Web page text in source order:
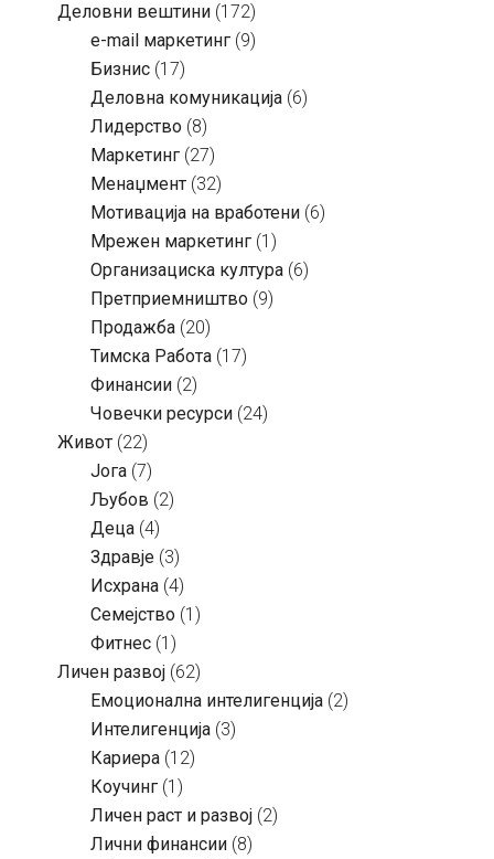
Деловни вештини (172)
e-mail маркетинг (9)
Бизнис (17)
Деловна комуникација (6)
Лидерство (8)
Маркетинг (27)
Менаџмент (32)
Мотивација на вработени (6)
Мрежен маркетинг (1)
Организациска култура (6)
Претприемништво (9)
Продажба (20)
Тимска Работа (17)
Финансии (2)
Човечки ресурси (24)
Живот (22)
Јога (7)
Љубов (2)
Деца (4)
Здравје (3)
Исхрана (4)
Семејство (1)
Фитнес (1)
Личен развој (62)
Емоционална интелигенција (2)
Интелигенција (3)
Кариера (12)
Коучинг (1)
Личен раст и развој (2)
Лични финансии (8)